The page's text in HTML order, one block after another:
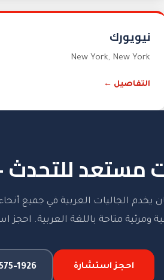
نيويورك
New York, New York
التفاصيل ←
مستعد للتحدث
يخدم الجاليات العربية في جميع
ومرئية متاحة باللغة العربية. احجز
احجز استشارة 1926